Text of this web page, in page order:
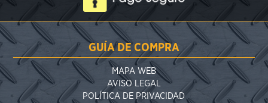
GUÍA DE COMPRA
MAPA WEB
AVISO LEGAL
POLÍTICA DE PRIVACIDAD